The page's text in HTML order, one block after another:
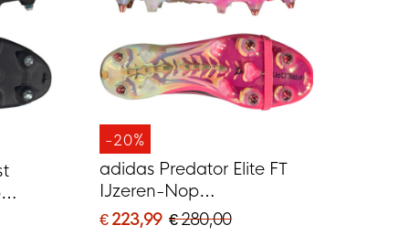
-20%
adidas Predator Elite FT
IJzeren-Nop
Voetbalschoenen (SG)
Felroze Zilvergrijs Zwart
€ 223,99 € 280,00